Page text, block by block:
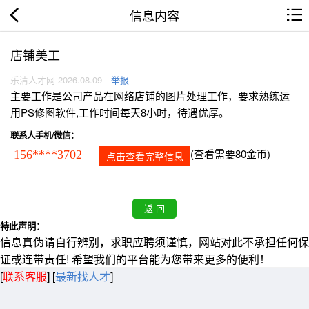
信息内容
店铺美工
乐清人才网 2026.08.09 举报
主要工作是公司产品在网络店铺的图片处理工作，要求熟练运
用PS修图软件,工作时间每天8小时，待遇优厚。
联系人手机/微信：
156****3702 点击查看完整信息 (查看需要80金币)
特此声明：
信息真伪请自行辨别，求职应聘须谨慎，网站对此不承担任何保
证或连带责任! 希望我们的平台能为您带来更多的便利！
[联系客服] [最新找人才]